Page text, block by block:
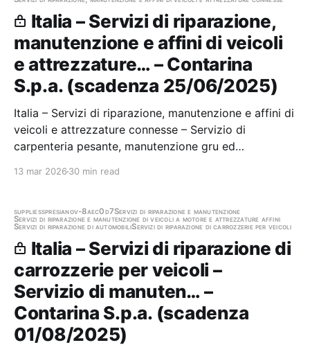
Italia – Servizi di riparazione,
manutenzione e affini di veicoli
e attrezzature… – Contarina
S.p.a. (scadenza 25/06/2025)
Italia – Servizi di riparazione, manutenzione e affini di
veicoli e attrezzature connesse – Servizio di
carpenteria pesante, manutenzione gru ed
Scadenza…
13 mar 2026 30 min read
suppliesspresianov-8aec0d7Servizi di riparazione e manutenzione
Servizi di riparazione e manutenzione di veicoli a motore e attrezzature affini
Servizi di riparazione di automobiliServizi di riparazione di carrozzerie per veicoli
Italia – Servizi di riparazione di
carrozzerie per veicoli –
Servizio di manuten… –
Contarina S.p.a. (scadenza
01/08/2025)